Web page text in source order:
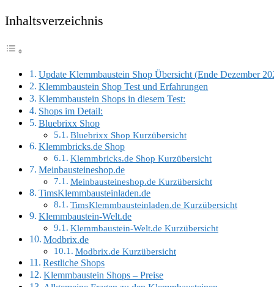
Inhaltsverzeichnis
Update Klemmbaustein Shop Übersicht (Ende Dezember
Klemmbaustein Shop Test und Erfahrungen
Klemmbaustein Shops in diesem Test:
Shops im Detail:
Bluebrixx Shop
Bluebrixx Shop Kurzübersicht
Klemmbricks.de Shop
Klemmbricks.de Shop Kurzübersicht
Meinbausteineshop.de
Meinbausteineshop.de Kurzübersicht
TimsKlemmbausteinladen.de
TimsKlemmbausteinladen.de Kurzübersicht
Klemmbaustein-Welt.de
Klemmbaustein-Welt.de Kurzübersicht
Modbrix.de
Modbrix.de Kurzübersicht
Restliche Shops
Klemmbaustein Shops – Preise